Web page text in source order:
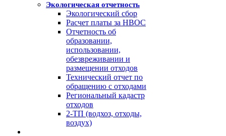
Экологическая отчетность
Экологический сбор
Расчет платы за НВОС
Отчетность об
образовании,
использовании,
обезвреживании и
размещении отходов
Технический отчет по
обращению с отходами
Региональный кадастр
отходов
2-ТП (водхоз, отходы,
воздух)